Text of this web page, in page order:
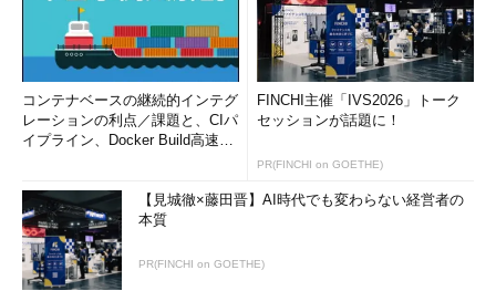
Windows Azureのクラウド・サービスのローカ
コンテナベースの継続的インテグ
レーションの利点／課題と、CIパ
イプライン、Docker Build高速化
FINCHI主催「IVS2026」トーク
セッションが話題に！
PR(FINCHI on GOETHE)
【見城徹×藤田晋】AI時代でも変わらない経営者の
本質
PR(FINCHI on GOETHE)